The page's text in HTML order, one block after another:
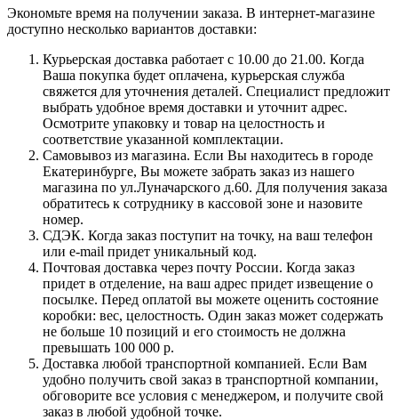
Экономьте время на получении заказа. В интернет-магазине
доступно несколько вариантов доставки:
Курьерская доставка работает с 10.00 до 21.00. Когда
Ваша покупка будет оплачена, курьерская служба
свяжется для уточнения деталей. Специалист предложит
выбрать удобное время доставки и уточнит адрес.
Осмотрите упаковку и товар на целостность и
соответствие указанной комплектации.
Самовывоз из магазина. Если Вы находитесь в городе
Екатеринбурге, Вы можете забрать заказ из нашего
магазина по ул.Луначарского д.60. Для получения заказа
обратитесь к сотруднику в кассовой зоне и назовите
номер.
СДЭК. Когда заказ поступит на точку, на ваш телефон
или e-mail придет уникальный код.
Почтовая доставка через почту России. Когда заказ
придет в отделение, на ваш адрес придет извещение о
посылке. Перед оплатой вы можете оценить состояние
коробки: вес, целостность. Один заказ может содержать
не больше 10 позиций и его стоимость не должна
превышать 100 000 р.
Доставка любой транспортной компанией. Если Вам
удобно получить свой заказ в транспортной компании,
обговорите все условия с менеджером, и получите свой
заказ в любой удобной точке.